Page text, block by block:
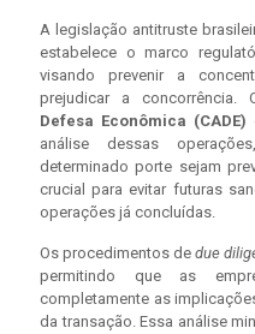
A legislação antitruste
estabelece o marco
visando prevenir a
prejudicar a concorrência.
Defesa Econômica (CADE)
análise dessas
determinado porte sejam
crucial para evitar futuras
operações já concluídas.
Os procedimentos de due
permitindo que as
completamente as
da transação. Essa análise